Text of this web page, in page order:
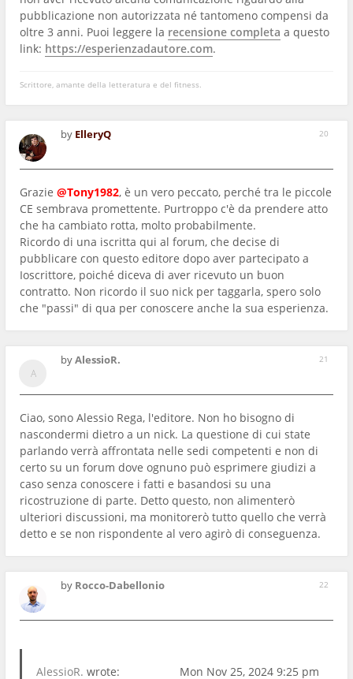
pubblicazione non autorizzata né tantomeno compensi da
oltre 3 anni. Puoi leggere la recensione completa a questo
link: https://esperienzadautore.com.
Scrittore, amante della letteratura e del fitness.
20
by ElleryQ
Grazie @Tony1982, è un vero peccato, perché tra le piccole
CE sembrava promettente. Purtroppo c'è da prendere atto
che ha cambiato rotta, molto probabilmente.
Ricordo di una iscritta qui al forum, che decise di
pubblicare con questo editore dopo aver partecipato a
Ioscrittore, poiché diceva di aver ricevuto un buon
contratto. Non ricordo il suo nick per taggarla, spero solo
che "passi" di qua per conoscere anche la sua esperienza.
21
byAlessioR.
Ciao, sono Alessio Rega, l'editore. Non ho bisogno di
nascondermi dietro a un nick. La questione di cui state
parlando verrà affrontata nelle sedi competenti e non di
certo su un forum dove ognuno può esprimere giudizi a
caso senza conoscere i fatti e basandosi su una
ricostruzione di parte. Detto questo, non alimenterò
ulteriori discussioni, ma monitorerò tutto quello che verrà
detto e se non rispondente al vero agirò di conseguenza.
22
by Rocco-Dabellonio
AlessioR. wrote: Mon Nov 25, 2024 9:25 pm